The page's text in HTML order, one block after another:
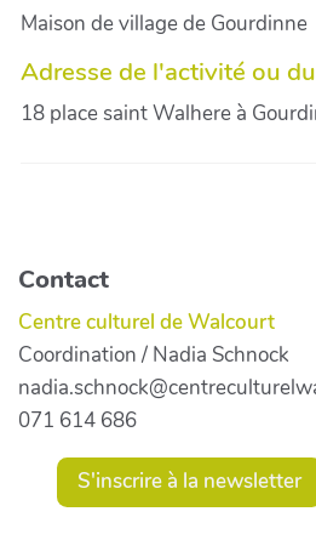
Maison de village de Gourdinne
Adresse de l'activité ou
18 place saint Walhere à
Contact
Centre culturel de Walcourt
Coordination / Nadia Schnock
071 614 686
S'inscrire à la newsletter